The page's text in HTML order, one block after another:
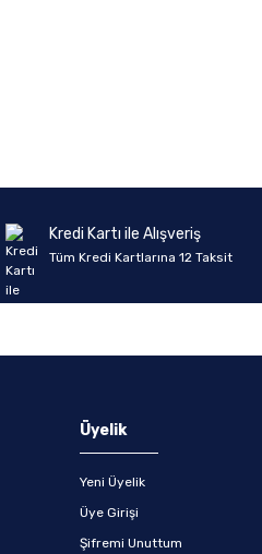
Kredi Kartı ile Alışveriş
Tüm Kredi Kartlarına 12 Taksit
Üyelik
Yeni Üyelik
Üye Girişi
Şifremi Unuttum